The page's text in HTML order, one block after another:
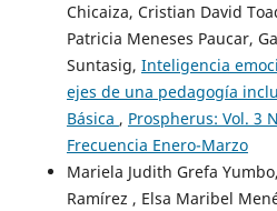
Chicaiza, Cristian David
Patricia Meneses Paucar,
Suntasig, Inteligencia
ejes de una pedagogía
Básica , Prospherus: Vol. 3
Frecuencia Enero-Marzo
Mariela Judith Grefa
Ramírez , Elsa Maribel